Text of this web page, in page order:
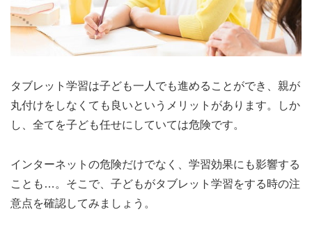
タブレット学習は子ども一人でも進めることができ、親が
丸付けをしなくても良いというメリットがあります。しか
し、全てを子ども任せにしていては危険です。
インターネットの危険だけでなく、学習効果にも影響する
ことも…。そこで、子どもがタブレット学習をする時の注
意点を確認してみましょう。